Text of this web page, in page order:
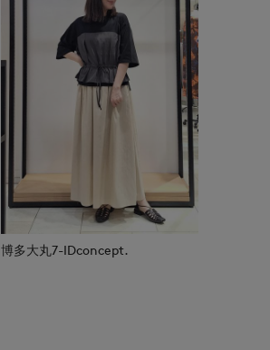
博多大丸7-IDconcept.